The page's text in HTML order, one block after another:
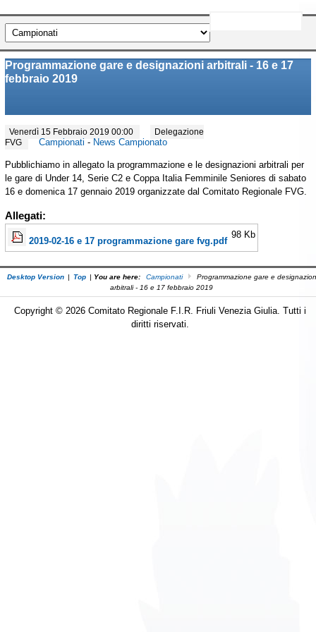
Programmazione gare e designazioni arbitrali - 16 e 17
febbraio 2019
Venerdì 15 Febbraio 2019 00:00
Delegazione
FVG
Campionati - News Campionato
Pubblichiamo in allegato la programmazione e le designazioni arbitrali per
le gare di Under 14, Serie C2 e Coppa Italia Femminile Seniores di sabato
16 e domenica 17 gennaio 2019 organizzate dal Comitato Regionale FVG.
Allegati:
2019-02-16 e 17 programmazione gare fvg.pdf
98 Kb
Desktop Version | Top | You are here: Campionati
Programmazione gare e
arbitrali - 16 e 17 febbraio 2019
Copyright © 2026 Comitato Regionale F.I.R. Friuli Venezia Giulia. Tutti i
diritti riservati.